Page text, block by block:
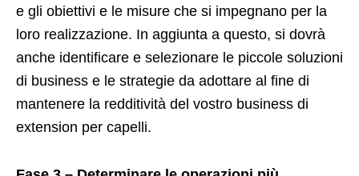
e gli obiettivi e le misure che si impegnano per la
loro realizzazione. In aggiunta a questo, si dovrà
anche identificare e selezionare le piccole soluzioni
di business e le strategie da adottare al fine di
mantenere la redditività del vostro business di
extension per capelli.